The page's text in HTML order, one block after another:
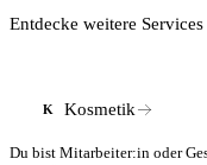
Entdecke weitere
K Kosmetik
Du bist Mitarbeiter:in oder